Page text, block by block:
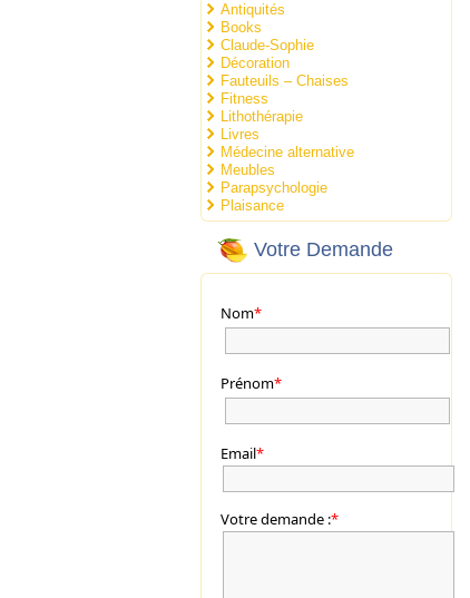
Antiquités
Books
Claude-Sophie
Décoration
Fauteuils – Chaises
Fitness
Lithothérapie
Livres
Médecine alternative
Meubles
Parapsychologie
Plaisance
Votre Demande
Nom*
Prénom*
Email*
Votre demande :*